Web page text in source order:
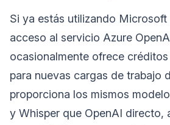
Si ya estás utilizando
acceso al servicio Azure
ocasionalmente ofrece
para nuevas cargas de trabajo
proporciona los mismos
y Whisper que OpenAI directo,